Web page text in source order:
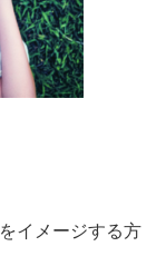
をイメージする方